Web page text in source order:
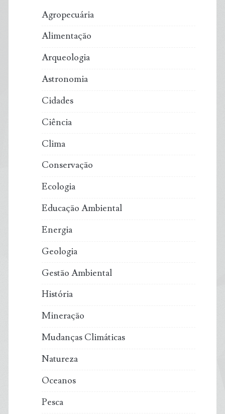
Agropecuária
Alimentação
Arqueologia
Astronomia
Cidades
Ciência
Clima
Conservação
Ecologia
Educação Ambiental
Energia
Geologia
Gestão Ambiental
História
Mineração
Mudanças Climáticas
Natureza
Oceanos
Pesca